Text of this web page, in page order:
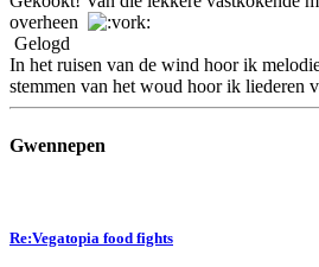
overheen
Gelogd
In het ruisen van de wind hoor ik
stemmen van het woud hoor ik liederen
Gwennepen
Re:Vegatopia food fights